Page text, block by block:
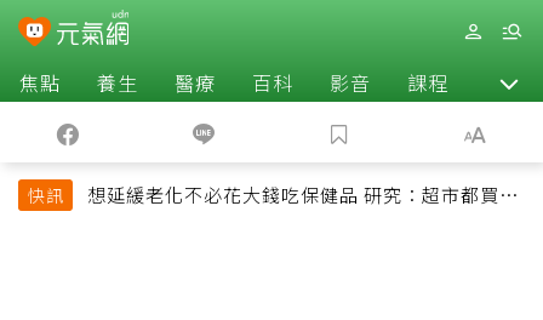
焦點 養生 醫療 百科 影音 課程 退休
快訊
想延緩老化不必花大錢吃保健品 研究：超市都買得